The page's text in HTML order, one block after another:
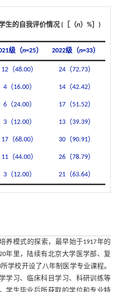
生的自我评价情况 (［（n）%］)
级（n=25） 2022级（n=33）
12（48.00） 24（72.73）
4（16.00） 14（42.42）
6（24.00） 17（51.52）
3（12.00） 13（39.39）
17（68.00） 30（90.91）
11（44.00） 26（78.79）
3（12.00） 21（63.64）
养模式的探索，最早始于1917年的
年里，陆续有北京大学医学部、复
学校开设了八年制医学专业课程。
学习、临床科目学习、科研训练等